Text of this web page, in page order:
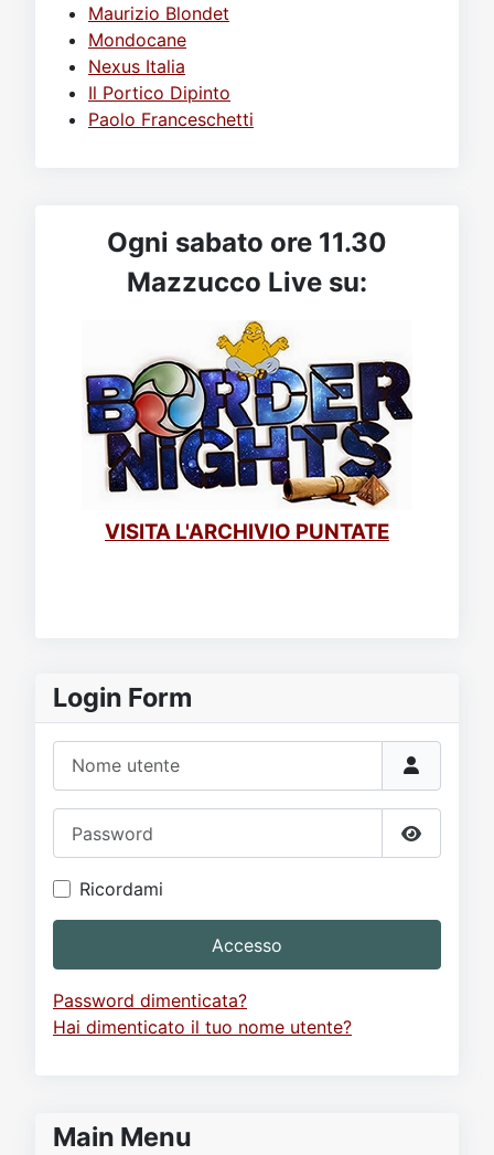
Login Form
Mostra
Ricordami
Accesso
Password dimenticata?
Hai dimenticato il tuo nome utente?
Main Menu
Maurizio Blondet
Mondocane
Nexus Italia
Il Portico Dipinto
Paolo Franceschetti
Ogni sabato ore 11.30
Mazzucco Live su:
VISITA L'ARCHIVIO PUNTATE